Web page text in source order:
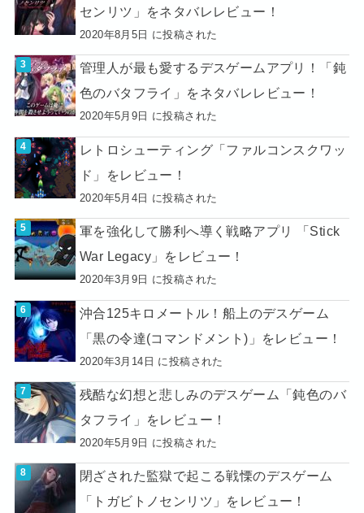
センリツ」をネタバレレビュー！
2020年8月5日 に投稿された
管理人が最も愛するデスゲームアプリ！「鈍
色のバタフライ」をネタバレレビュー！
2020年5月9日 に投稿された
レトロシューティング「ファルコンスクワッ
ド」をレビュー！
2020年5月4日 に投稿された
軍を強化して勝利へ導く戦略アプリ 「Stick
War Legacy」をレビュー！
2020年3月9日 に投稿された
沖合125キロメートル！船上のデスゲーム
「黒の令達(コマンドメント)」をレビュー！
2020年3月14日 に投稿された
残酷な幻想と悲しみのデスゲーム「鈍色のバ
タフライ」をレビュー！
2020年5月9日 に投稿された
閉ざされた監獄で起こる戦慄のデスゲーム
「トガビトノセンリツ」をレビュー！